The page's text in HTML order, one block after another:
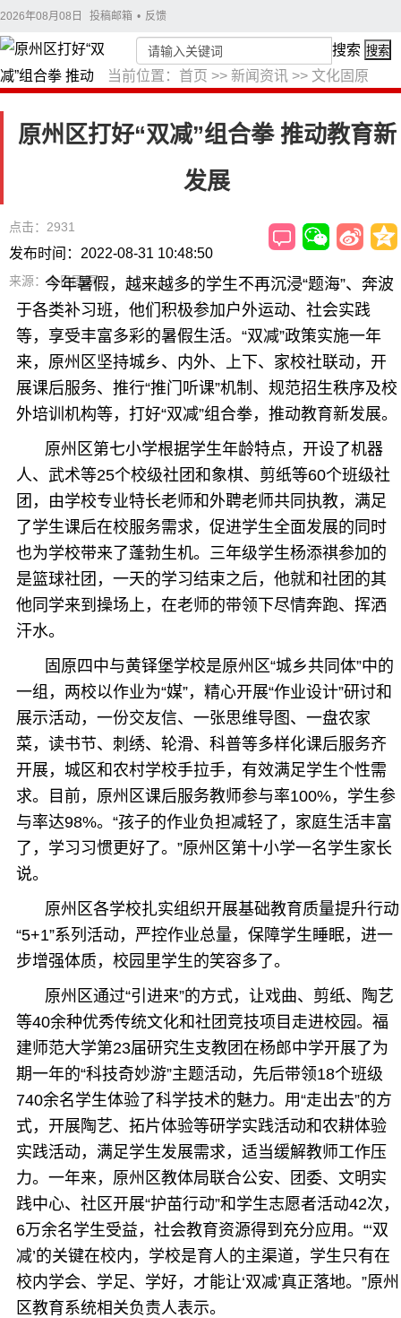
2026年08月08日 投稿邮箱 • 反馈
当前位置： 首页 >> 新闻资讯 >> 文化固原
搜索 搜索
原州区打好“双减”组合拳 推动教育新
发展
点击：2931
发布时间：2022-08-31 10:48:50
来源：今日固原
今年暑假，越来越多的学生不再沉浸“题海”、奔波
于各类补习班，他们积极参加户外运动、社会实践
等，享受丰富多彩的暑假生活。“双减”政策实施一年
来，原州区坚持城乡、内外、上下、家校社联动，开
展课后服务、推行“推门听课”机制、规范招生秩序及校
外培训机构等，打好“双减”组合拳，推动教育新发展。
原州区第七小学根据学生年龄特点，开设了机器
人、武术等25个校级社团和象棋、剪纸等60个班级社
团，由学校专业特长老师和外聘老师共同执教，满足
了学生课后在校服务需求，促进学生全面发展的同时
也为学校带来了蓬勃生机。三年级学生杨添祺参加的
是篮球社团，一天的学习结束之后，他就和社团的其
他同学来到操场上，在老师的带领下尽情奔跑、挥洒
汗水。
固原四中与黄铎堡学校是原州区“城乡共同体”中的
一组，两校以作业为“媒”，精心开展“作业设计”研讨和
展示活动，一份交友信、一张思维导图、一盘农家
菜，读书节、刺绣、轮滑、科普等多样化课后服务齐
开展，城区和农村学校手拉手，有效满足学生个性需
求。目前，原州区课后服务教师参与率100%，学生参
与率达98%。“孩子的作业负担减轻了，家庭生活丰富
了，学习习惯更好了。”原州区第十小学一名学生家长
说。
原州区各学校扎实组织开展基础教育质量提升行动
“5+1”系列活动，严控作业总量，保障学生睡眠，进一
步增强体质，校园里学生的笑容多了。
原州区通过“引进来”的方式，让戏曲、剪纸、陶艺
等40余种优秀传统文化和社团竞技项目走进校园。福
建师范大学第23届研究生支教团在杨郎中学开展了为
期一年的“科技奇妙游”主题活动，先后带领18个班级
740余名学生体验了科学技术的魅力。用“走出去”的方
式，开展陶艺、拓片体验等研学实践活动和农耕体验
实践活动，满足学生发展需求，适当缓解教师工作压
力。一年来，原州区教体局联合公安、团委、文明实
践中心、社区开展“护苗行动”和学生志愿者活动42次，
6万余名学生受益，社会教育资源得到充分应用。“‘双
减’的关键在校内，学校是育人的主渠道，学生只有在
校内学会、学足、学好，才能让‘双减’真正落地。”原州
区教育系统相关负责人表示。